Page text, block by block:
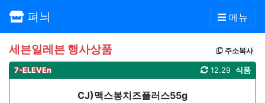
펴늬 메뉴
세븐일레븐 행사상품 주소복사
7-ELEVEn 식품
12.29
CJ)맥스봉치즈플러스55g